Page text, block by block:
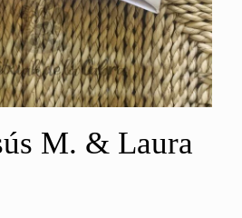
M. & Laura